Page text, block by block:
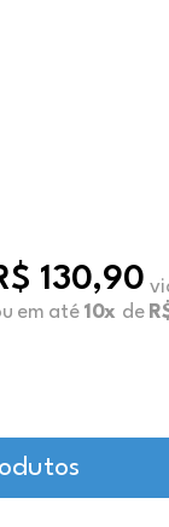
130,90
em até 10x de